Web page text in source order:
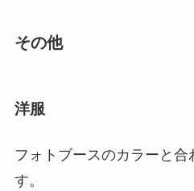
その他
洋服
フォトブースのカラーと合
す。